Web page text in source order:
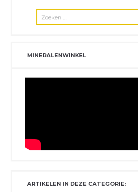
MINERALENWINKEL
ARTIKELEN IN DEZE CATEGORIE: